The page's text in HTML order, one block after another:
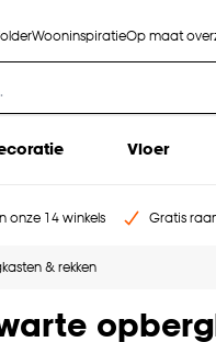
WooninspiratieOp maat
Vloer
onze 14 winkels Gratis
& rekken